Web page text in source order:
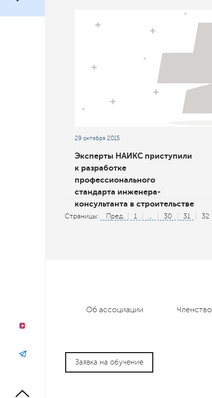
29 октября 2015
Эксперты НАИКС приступили
к разработке
профессионального
стандарта инженера-
консультанта в строительстве
Страницы: Пред. 1 30 31 32
Заявка на обучение
Об ассоциации Членство